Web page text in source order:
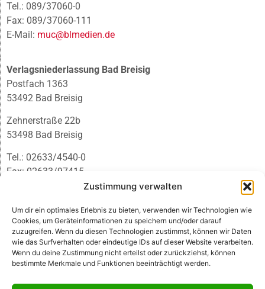
Zustimmung verwalten
Um dir ein optimales Erlebnis zu bieten, verwenden wir Technologien wie
Cookies, um Geräteinformationen zu speichern und/oder darauf
zuzugreifen. Wenn du diesen Technologien zustimmst, können wir Daten
wie das Surfverhalten oder eindeutige IDs auf dieser Website verarbeiten.
Wenn du deine Zustimmung nicht erteilst oder zurückziehst, können
bestimmte Merkmale und Funktionen beeinträchtigt werden.
Tel.: 089/37060-0
Fax: 089/37060-111
E-Mail: muc@blmedien.de
Verlagsniederlassung Bad Breisig
Postfach 1363
53492 Bad Breisig
Zehnerstraße 22b
53498 Bad Breisig
Tel.: 02633/4540-0
Fax: 02633/97415
infobb@blmedien.de